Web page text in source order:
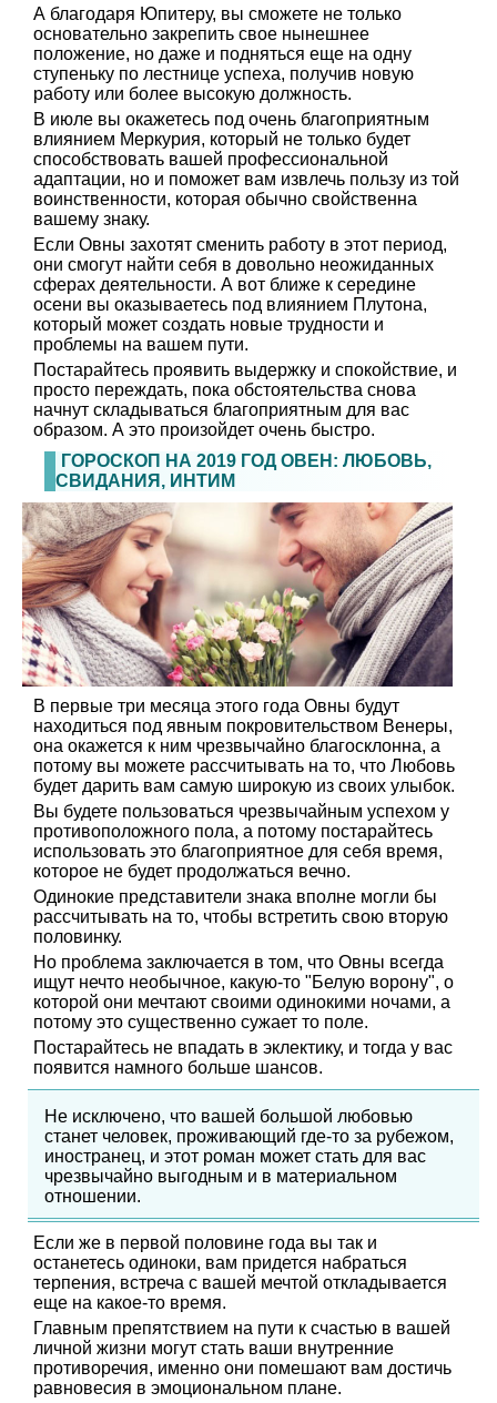
А благодаря Юпитеру, вы сможете не только
основательно закрепить свое нынешнее
положение, но даже и подняться еще на одну
ступеньку по лестнице успеха, получив новую
работу или более высокую должность.
В июле вы окажетесь под очень благоприятным
влиянием Меркурия, который не только будет
способствовать вашей профессиональной
адаптации, но и поможет вам извлечь пользу из той
воинственности, которая обычно свойственна
вашему знаку.
Если Овны захотят сменить работу в этот период,
они смогут найти себя в довольно неожиданных
сферах деятельности. А вот ближе к середине
осени вы оказываетесь под влиянием Плутона,
который может создать новые трудности и
проблемы на вашем пути.
Постарайтесь проявить выдержку и спокойствие, и
просто переждать, пока обстоятельства снова
начнут складываться благоприятным для вас
образом. А это произойдет очень быстро.
ГОРОСКОП НА 2019 ГОД ОВЕН: ЛЮБОВЬ,
СВИДАНИЯ, ИНТИМ
В первые три месяца этого года Овны будут
находиться под явным покровительством Венеры,
она окажется к ним чрезвычайно благосклонна, а
потому вы можете рассчитывать на то, что Любовь
будет дарить вам самую широкую из своих улыбок.
Вы будете пользоваться чрезвычайным успехом у
противоположного пола, а потому постарайтесь
использовать это благоприятное для себя время,
которое не будет продолжаться вечно.
Одинокие представители знака вполне могли бы
рассчитывать на то, чтобы встретить свою вторую
половинку.
Но проблема заключается в том, что Овны всегда
ищут нечто необычное, какую-то "Белую ворону", о
которой они мечтают своими одинокими ночами, а
потому это существенно сужает то поле.
Постарайтесь не впадать в эклектику, и тогда у вас
появится намного больше шансов.
Не исключено, что вашей большой любовью
станет человек, проживающий где-то за рубежом,
иностранец, и этот роман может стать для вас
чрезвычайно выгодным и в материальном
отношении.
Если же в первой половине года вы так и
останетесь одиноки, вам придется набраться
терпения, встреча с вашей мечтой откладывается
еще на какое-то время.
Главным препятствием на пути к счастью в вашей
личной жизни могут стать ваши внутренние
противоречия, именно они помешают вам достичь
равновесия в эмоциональном плане.